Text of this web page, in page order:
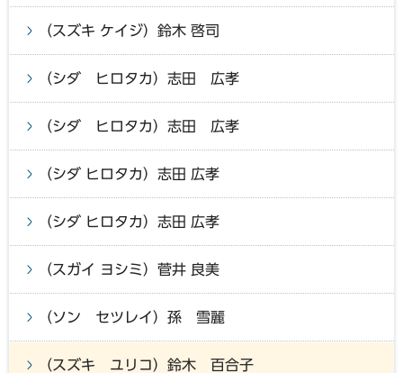
（スズキ ケイジ）鈴木 啓司
（シダ ヒロタカ）志田 広孝
（シダ ヒロタカ）志田 広孝
（シダ ヒロタカ）志田 広孝
（シダ ヒロタカ）志田 広孝
（スガイ ヨシミ）菅井 良美
（ソン セツレイ）孫 雪麗
（スズキ ユリコ）鈴木 百合子